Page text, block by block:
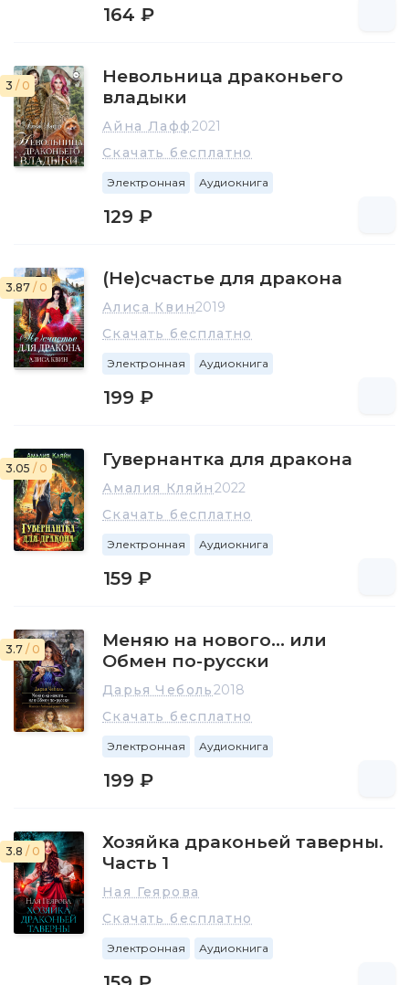
164 ₽
3 / 0
Невольница драконьего
владыки
Айна Лафф2021
Скачать бесплатно
Электронная Аудиокнига
129 ₽
3.87 / 0 (Не)счастье для дракона
Алиса Квин2019
Скачать бесплатно
Электронная Аудиокнига
199 ₽
3.05 / 0 Гувернантка для дракона
Амалия Кляйн2022
Скачать бесплатно
Электронная Аудиокнига
159 ₽
3.7 / 0
Меняю на нового… или
Обмен по-русски
Дарья Чеболь2018
Скачать бесплатно
Электронная Аудиокнига
199 ₽
3.8 / 0
Хозяйка драконьей таверны.
Часть 1
Ная Геярова
Скачать бесплатно
Электронная Аудиокнига